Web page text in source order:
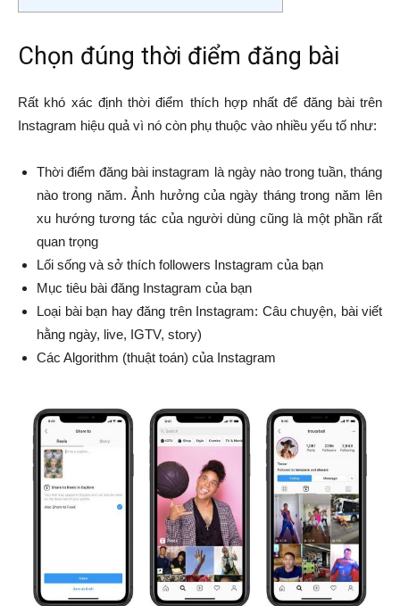
Chọn đúng thời điểm đăng bài
Rất khó xác định thời điểm thích hợp nhất để đăng bài trên
Instagram hiệu quả vì nó còn phụ thuộc vào nhiều yếu tố như:
Thời điểm đăng bài instagram là ngày nào trong tuần, tháng
nào trong năm. Ảnh hưởng của ngày tháng trong năm lên
xu hướng tương tác của người dùng cũng là một phần rất
quan trọng
Lối sống và sở thích followers Instagram của bạn
Mục tiêu bài đăng Instagram của bạn
Loại bài bạn hay đăng trên Instagram: Câu chuyện, bài viết
hằng ngày, live, IGTV, story)
Các Algorithm (thuật toán) của Instagram